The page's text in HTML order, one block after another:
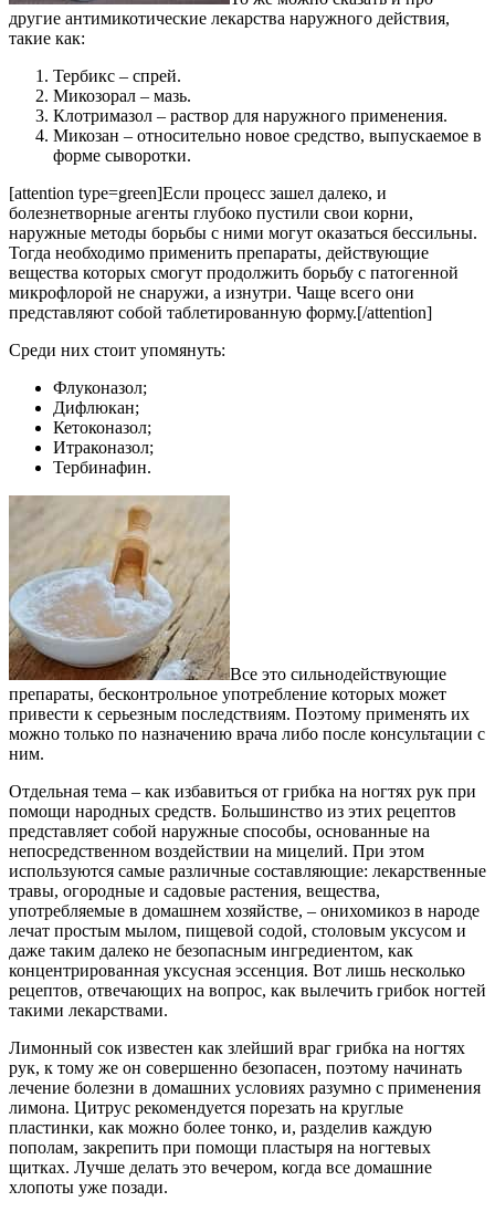
другие антимикотические лекарства наружного действия,
такие как:
Тербикс – спрей.
Микозорал – мазь.
Клотримазол – раствор для наружного применения.
Микозан – относительно новое средство, выпускаемое в
форме сыворотки.
[attention type=green]Если процесс зашел далеко, и
болезнетворные агенты глубоко пустили свои корни,
наружные методы борьбы с ними могут оказаться бессильны.
Тогда необходимо применить препараты, действующие
вещества которых смогут продолжить борьбу с патогенной
микрофлорой не снаружи, а изнутри. Чаще всего они
представляют собой таблетированную форму.[/attention]
Среди них стоит упомянуть:
Флуконазол;
Дифлюкан;
Кетоконазол;
Итраконазол;
Тербинафин.
Все это сильнодействующие
препараты, бесконтрольное употребление которых может
привести к серьезным последствиям. Поэтому применять их
можно только по назначению врача либо после консультации с
ним.
Отдельная тема – как избавиться от грибка на ногтях рук при
помощи народных средств. Большинство из этих рецептов
представляет собой наружные способы, основанные на
непосредственном воздействии на мицелий. При этом
используются самые различные составляющие: лекарственные
травы, огородные и садовые растения, вещества,
употребляемые в домашнем хозяйстве, – онихомикоз в народе
лечат простым мылом, пищевой содой, столовым уксусом и
даже таким далеко не безопасным ингредиентом, как
концентрированная уксусная эссенция. Вот лишь несколько
рецептов, отвечающих на вопрос, как вылечить грибок ногтей
такими лекарствами.
Лимонный сок известен как злейший враг грибка на ногтях
рук, к тому же он совершенно безопасен, поэтому начинать
лечение болезни в домашних условиях разумно с применения
лимона. Цитрус рекомендуется порезать на круглые
пластинки, как можно более тонко, и, разделив каждую
пополам, закрепить при помощи пластыря на ногтевых
щитках. Лучше делать это вечером, когда все домашние
хлопоты уже позади.